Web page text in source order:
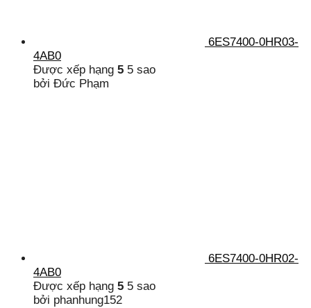
6ES7400-0HR03-
4AB0
Được xếp hạng 5 5 sao
bởi Đức Phạm
6ES7400-0HR02-
4AB0
Được xếp hạng 5 5 sao
bởi phanhung152